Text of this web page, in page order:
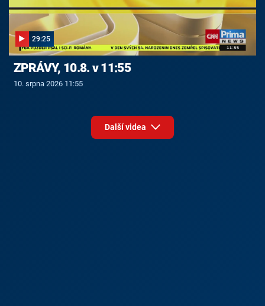
29:25
ZPRÁVY, 10.8. v 11:55
10. srpna 2026 11:55
Další videa